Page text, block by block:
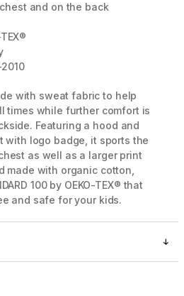
and on the back
with sweat fabric to help
times while further comfort is
Featuring a hood and
with logo badge, it sports the
as well as a larger print
made with organic cotton,
100 by OEKO-TEX® that
and safe for your kids.